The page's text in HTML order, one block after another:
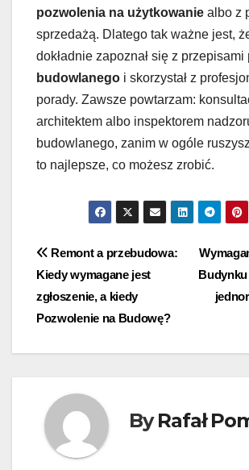
pozwolenia na użytkowanie albo z
sprzedażą. Dlatego tak ważne jest,
dokładnie zapoznał się z przepisami
budowlanego i skorzystał z
porady. Zawsze powtarzam:
architektem albo inspektorem
budowlanego, zanim w ogóle
to najlepsze, co możesz zrobić.
Nawigacja
wpisu
Remont a przebudowa:
Kiedy wymagane jest
zgłoszenie, a kiedy
Pozwolenie na Budowę?
ByRafał